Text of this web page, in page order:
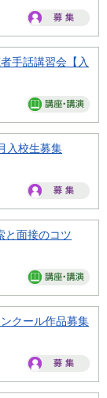
手話講習会【入
入校生募集
と面接のコツ
クール作品募集